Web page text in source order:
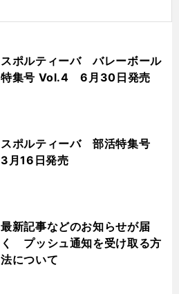
スポルティーバ バレーボール
特集号 Vol.4 6月30日発売
スポルティーバ 部活特集号
3月16日発売
最新記事などのお知らせが届
く プッシュ通知を受け取る方
法について